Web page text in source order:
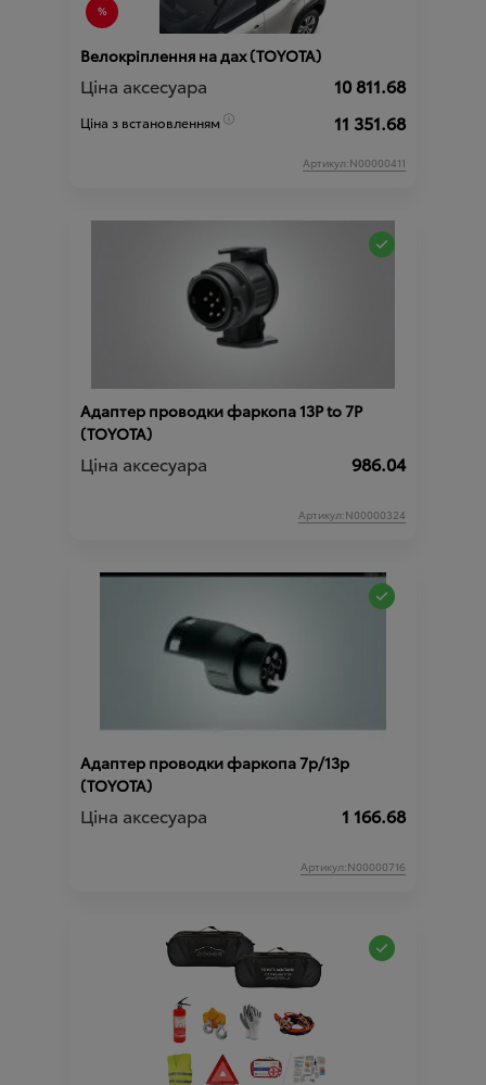
Велокріплення на дах (TOYOTA)
Ціна аксесуара 10 811.68
Ціна з встановленням 11 351.68
Артикул:N00000411
Адаптер проводки фаркопа 13P to 7P
(TOYOTA)
Ціна аксесуара 986.04
Артикул:N00000324
Адаптер проводки фаркопа 7p/13p
(TOYOTA)
Ціна аксесуара 1 166.68
Артикул:N00000716